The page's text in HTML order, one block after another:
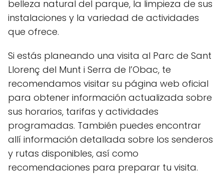
belleza natural del parque, la limpieza de sus
instalaciones y la variedad de actividades
que ofrece.
Si estás planeando una visita al Parc de Sant
Llorenç del Munt i Serra de l’Obac, te
recomendamos visitar su página web oficial
para obtener información actualizada sobre
sus horarios, tarifas y actividades
programadas. También puedes encontrar
allí información detallada sobre los senderos
y rutas disponibles, así como
recomendaciones para preparar tu visita.